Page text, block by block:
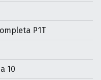
P1T
10